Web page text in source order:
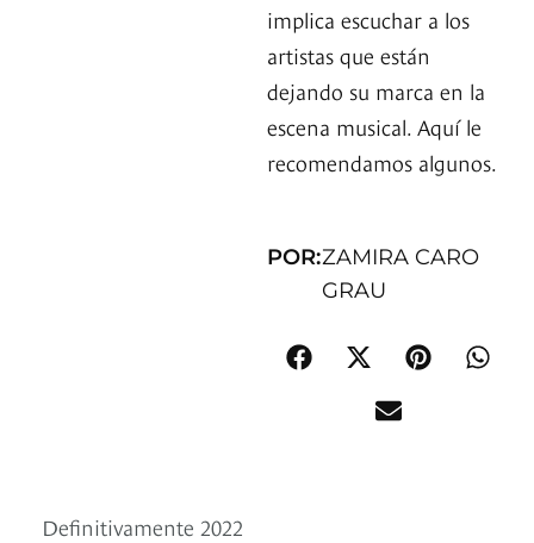
implica escuchar a los
artistas que están
dejando su marca en la
escena musical. Aquí le
recomendamos algunos.
POR:ZAMIRA CARO
GRAU
Definitivamente 2022